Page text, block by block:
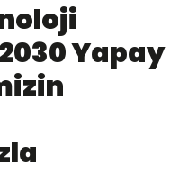
paydaşlarımızla
Yapay